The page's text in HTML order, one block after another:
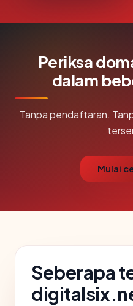
Periksa
dalam
Tanpa pendaftaran.
Mulai
Seberapa